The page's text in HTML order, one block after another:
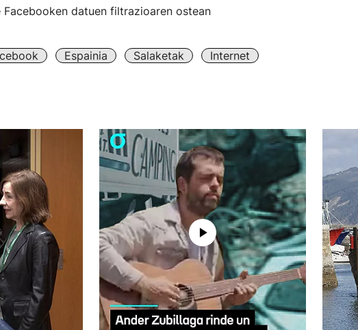
datuen filtrazioaren ostean
Espainia Salaketak Internet